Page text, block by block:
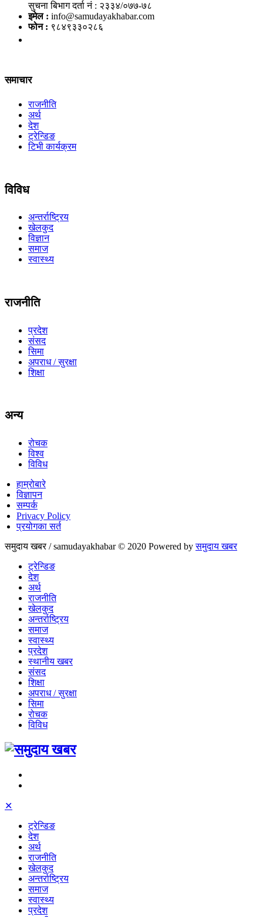
सुचना बिभाग दर्ता नं : २३३४/०७७-७८
इमेल : info@samudayakhabar.com
फोन : ९८४९३३०२८६
समाचार
राजनीति
अर्थ
देश
ट्रेन्डिङ
टिभी कार्यक्रम
विविध
अन्तर्राष्ट्रिय
खेलकुद
विज्ञान
समाज
स्वास्थ्य
राजनीति
प्रदेश
संसद
सिमा
अपराध / सुरक्षा
शिक्षा
अन्य
रोचक
विश्व
विविध
हाम्रोबारे
विज्ञापन
सम्पर्क
Privacy Policy
प्रयोगका सर्त
समुदाय खबर / samudayakhabar © 2020 Powered byसमुदाय खबर
ट्रेन्डिङ
देश
अर्थ
राजनीति
खेलकुद
अन्तर्राष्ट्रिय
समाज
स्वास्थ्य
प्रदेश
स्थानीय खबर
संसद
शिक्षा
अपराध / सुरक्षा
सिमा
रोचक
विविध
✕
ट्रेन्डिङ
देश
अर्थ
राजनीति
खेलकुद
अन्तर्राष्ट्रिय
समाज
स्वास्थ्य
प्रदेश